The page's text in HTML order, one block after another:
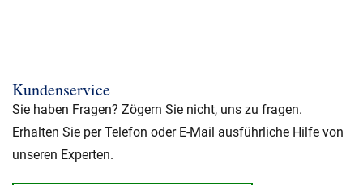
Kundenservice
Sie haben Fragen? Zögern Sie nicht, uns zu fragen.
Erhalten Sie per Telefon oder E-Mail ausführliche Hilfe von
unseren Experten.